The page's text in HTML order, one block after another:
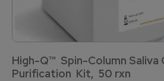
High-Q™ Spin-Column Saliva
Purification Kit, 50 rxn